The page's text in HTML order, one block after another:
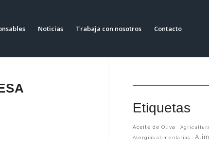
Noticias Trabaja con nosotros Contacto
Etiquetas
Aceite de Oliva Agricultura
Alergias alimentarias